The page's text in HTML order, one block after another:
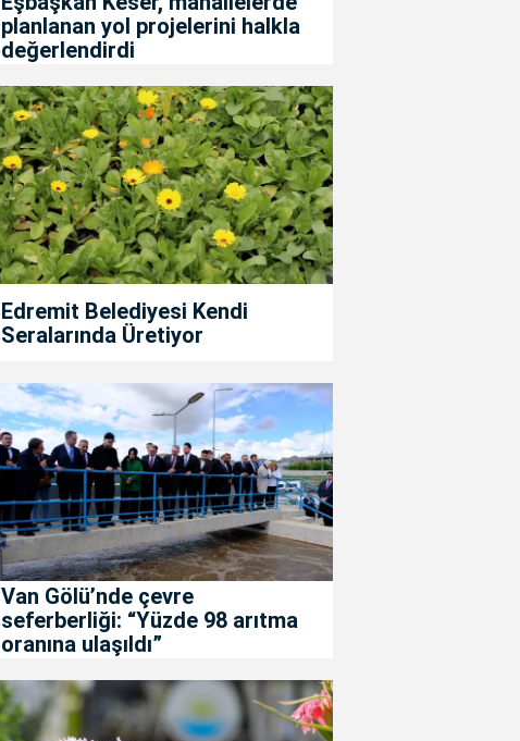
planlanan yol projelerini halkla
değerlendirdi
Edremit Belediyesi Kendi
Seralarında Üretiyor
Van Gölü’nde çevre
seferberliği: “Yüzde 98 arıtma
oranına ulaşıldı”